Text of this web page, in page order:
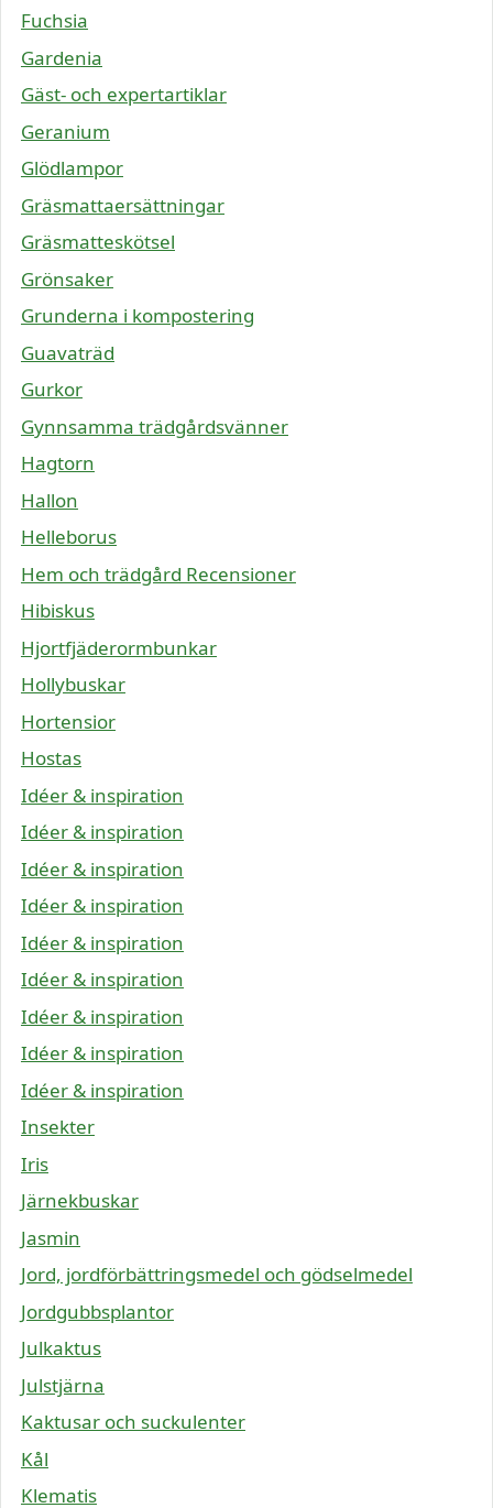
Fuchsia
Gardenia
Gäst- och expertartiklar
Geranium
Glödlampor
Gräsmattaersättningar
Gräsmatteskötsel
Grönsaker
Grunderna i kompostering
Guavaträd
Gurkor
Gynnsamma trädgårdsvänner
Hagtorn
Hallon
Helleborus
Hem och trädgård Recensioner
Hibiskus
Hjortfjäderormbunkar
Hollybuskar
Hortensior
Hostas
Idéer & inspiration
Idéer & inspiration
Idéer & inspiration
Idéer & inspiration
Idéer & inspiration
Idéer & inspiration
Idéer & inspiration
Idéer & inspiration
Idéer & inspiration
Insekter
Iris
Järnekbuskar
Jasmin
Jord, jordförbättringsmedel och gödselmedel
Jordgubbsplantor
Julkaktus
Julstjärna
Kaktusar och suckulenter
Kål
Klematis